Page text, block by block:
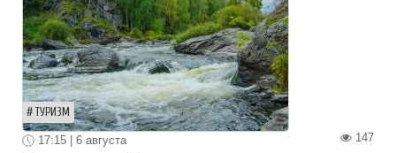
ТУРИЗМ
147
17:15 | 6 августа